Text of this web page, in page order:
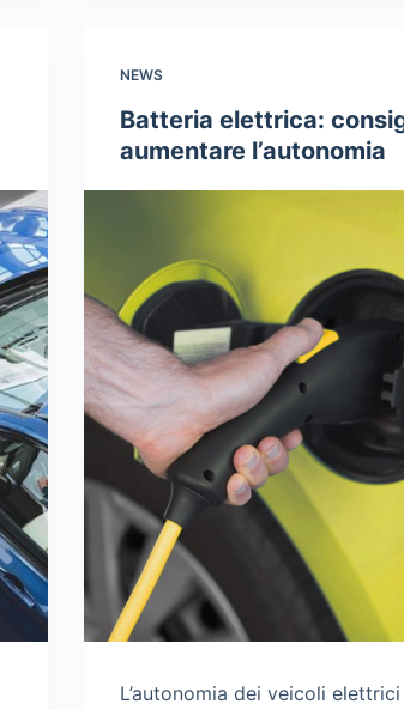
NEWS
Batteria elettrica:
aumentare l’autonomia
L’autonomia dei veicoli